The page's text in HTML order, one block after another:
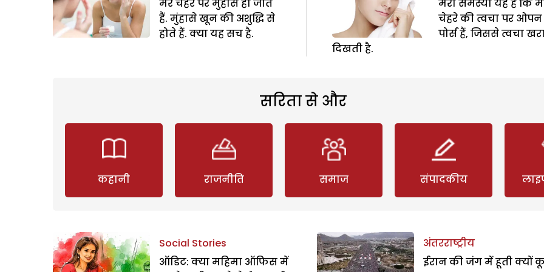
मेरे चेहरे पर मुंहासे हो जाते
हैं. मुंहासे खून की अशुद्धि से
होते हैं. क्या यह सच है.
मेरी समस्या यह है कि
चेहरे की त्वचा पर ओपन
पोर्स हैं, जिससे त्वचा
दिखती है.
सरिता से और
कहानी राजनीति समाज संपादकीय
Social Stories
ऑडिट: क्या महिमा ऑफिस में
अंतरराष्ट्रीय
ईरान की जंग में हूती क्यों